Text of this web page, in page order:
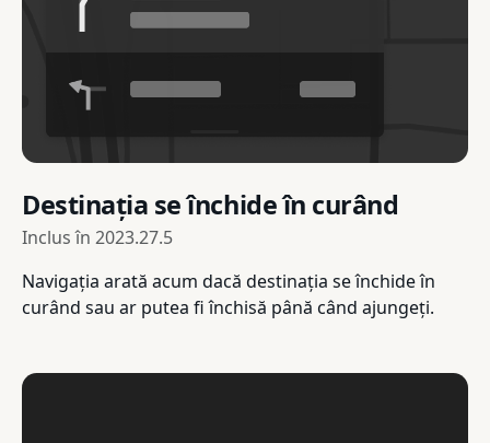
Destinația se închide în curând
Inclus în 2023.27.5
Navigația arată acum dacă destinația se închide în
curând sau ar putea fi închisă până când ajungeți.